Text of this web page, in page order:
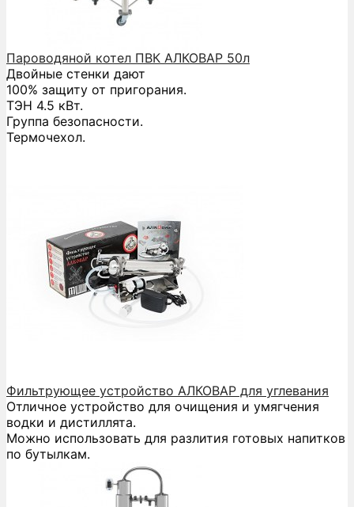
Пароводяной котел ПВК АЛКОВАР 50л
Двойные стенки дают
100% защиту от пригорания.
ТЭН 4.5 кВт.
Группа безопасности.
Термочехол.
Фильтрующее устройство АЛКОВАР для углевания
Отличное устройство для очищения и умягчения
водки и дистиллята.
Можно использовать для разлития готовых напитков
по бутылкам.